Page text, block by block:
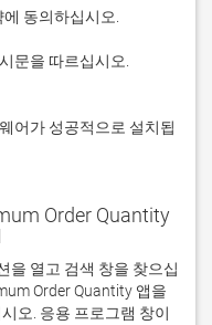
Order Quantity
을 열고 검색 창을 찾으십
Order Quantity 앱을
오. 응용 프로그램 창이